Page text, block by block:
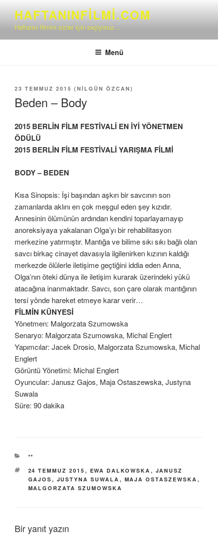
HAFTANINFILMI.COM
Haftanın filmini sizler için seçiyoruz…
Menü
YAYIM
23 TEMMUZ 2015 ( NILGÜN ÖZCAN)
Beden – Body
2015 BERLİN FİLM FESTİVALİ EN İYİ YÖNETMEN
ÖDÜLÜ
2015 BERLİN FİLM FESTİVALİ YARIŞMA FİLMİ
BODY – BEDEN
Kısa Sinopsis: İşi başından aşkın bir savcının son
zamanlarda aklını en çok meşgul eden şey kızıdır.
Annesinin ölümünün ardından kendini toparlayamayıp
anoreksiyaya yakalanan Olga’yı bir rehabilitasyon
merkezine yatırmıştır. Mantığa ve bilime sıkı sıkı bağlı olan
savcı birkaç cinayet davasıyla ilgilenirken kızının kaldığı
merkezde ölülerle iletişime geçtiğini iddia eden Anna,
Olga’nın öteki dünya ile iletişim kurarak üzerindeki yükü
atacağına inanmaktadır. Savcı, son çare olarak mantığının
tersi yönde hareket etmeye karar verir…
FİLMİN KÜNYESİ
Yönetmen: Malgorzata Szumowska
Senaryo: Malgorzata Szumowska, Michal Englert
Yapımcılar: Jacek Drosio, Malgorzata Szumowska, Michal
Englert
Görüntü Yönetimi: Michal Englert
Oyuncular: Janusz Gajos, Maja Ostaszewska, Justyna
Suwala
Süre: 90 dakika
KATEGORILER
**
ETIKETLER
24 TEMMUZ 2015 , EWA DALKOWSKA , JANUSZ
GAJOS , JUSTYNA SUWALA , MAJA OSTASZEWSKA ,
MALGORZATA SZUMOWSKA
Bir yanıt yazın